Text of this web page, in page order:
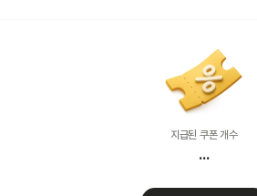
지급된 쿠폰 개수
...